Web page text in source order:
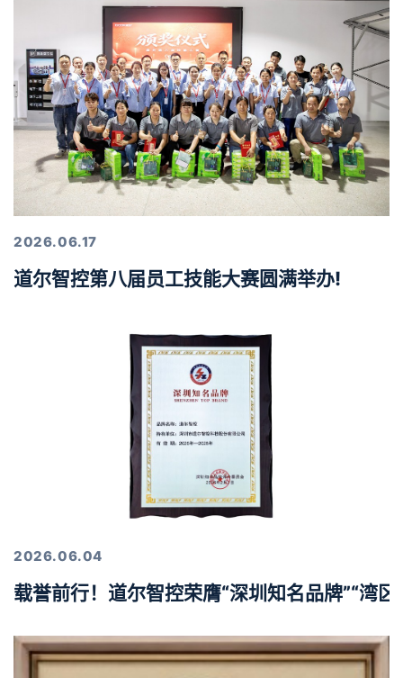
2026.06.17
道尔智控第八届员工技能大赛圆满举办!
2026.06.04
载誉前行！道尔智控荣膺“深圳知名品牌”“湾